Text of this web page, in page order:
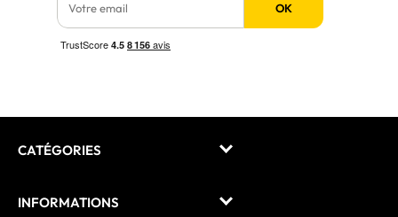
OK
CATÉGORIES
INFORMATIONS